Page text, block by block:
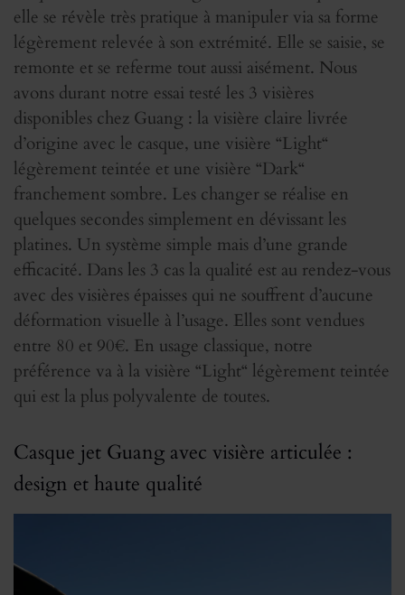
elle se révèle très pratique à manipuler via sa forme
légèrement relevée à son extrémité. Elle se saisie, se
remonte et se referme tout aussi aisément. Nous
avons durant notre essai testé les 3 visières
disponibles chez Guang : la visière claire livrée
d’origine avec le casque, une visière “Light“
légèrement teintée et une visière “Dark“
franchement sombre. Les changer se réalise en
quelques secondes simplement en dévissant les
platines. Un système simple mais d’une grande
efficacité. Dans les 3 cas la qualité est au rendez-vous
avec des visières épaisses qui ne souffrent d’aucune
déformation visuelle à l’usage. Elles sont vendues
entre 80 et 90€. En usage classique, notre
préférence va à la visière “Light“ légèrement teintée
qui est la plus polyvalente de toutes.
Casque jet Guang avec visière articulée :
design et haute qualité